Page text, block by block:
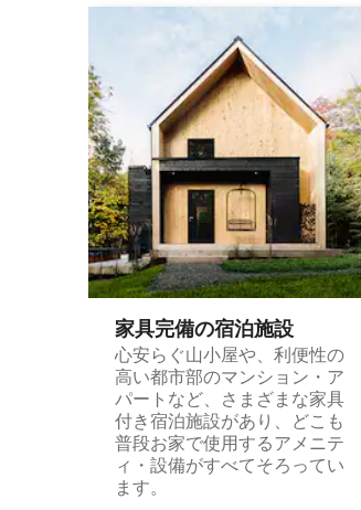
家具完備の宿⁠泊⁠施⁠設
心安らぐ山小屋や、利便性の
高い都市部のマンション・ア
パートなど、さまざまな家具
付き宿泊施設があり、どこも
普段お家で使用するアメニテ
ィ・設備がすべてそろってい
ます。